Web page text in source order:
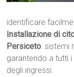
identificare
Installazione di
Persiceto: sistemi
garantendo a tutti
degli ingressi.